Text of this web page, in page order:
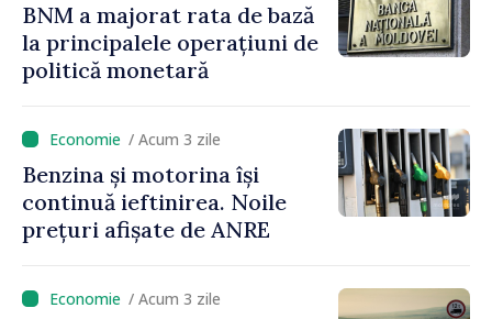
BNM a majorat rata de bază
la principalele operațiuni de
politică monetară
/ Acum 3 zile
Benzina și motorina își
continuă ieftinirea. Noile
prețuri afișate de ANRE
/ Acum 3 zile